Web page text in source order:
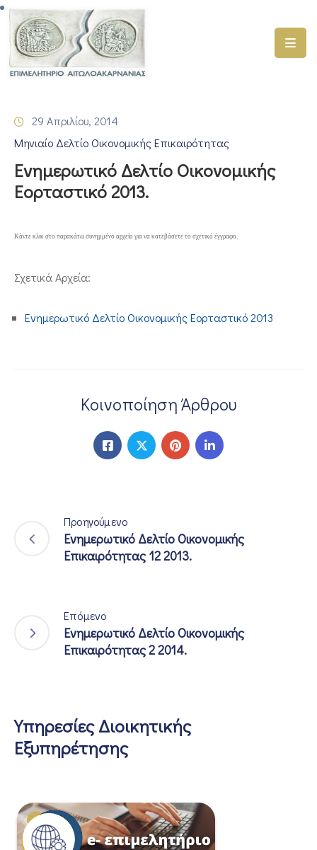
ΑΡΧΙΚΗ
ΓΕΜΗ
–
ΠΡΟΓΡΑΜΜΑΤΑ
ΣΥΜΜΕΤΟΧΗ
ΕΤΑΙΡΕΙΕΣ
29 Απριλίου, 2014
Μηνιαίο Δελτίο Οικονομικής Επικαιρότητας
Ενημερωτικό Δελτίο Οικονομικής
Εορταστικό 2013.
Κάντε κλικ στο παρακάτω συνημμένο αρχείο για να κατεβάσετε το σχετικό έγγραφο.
Σχετικά Αρχεία:
Ενημερωτικό Δελτίο Οικονομικής Εορταστικό 2013
Κοινοποίηση Άρθρου
Προηγούμενο
Ενημερωτικό Δελτίο Οικονομικής
Επικαιρότητας 12 2013.
Επόμενο
Ενημερωτικό Δελτίο Οικονομικής
Επικαιρότητας 2 2014.
Υπηρεσίες Διοικητικής
Εξυπηρέτησης